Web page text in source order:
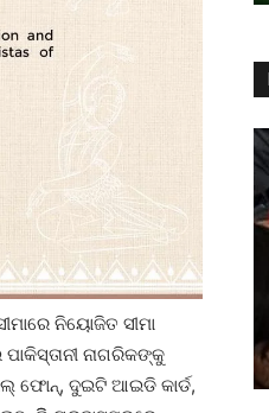
ନିୟୋଜିତ ସୀମା
ନାଗରିକଙ୍କୁ
ଫୋନ୍‌, ଦୁଇଟି ଆଇଡି କାର୍ଡ,